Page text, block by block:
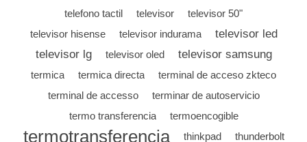
telefono tactil televisor
televisor 50"
televisor hisense
televisor indurama
televisor led
televisor lg
televisor oled televisor samsung
termica termica directa
terminal de acceso zkteco
terminal de accesso
terminar de autoservicio
termo transferencia
termoencogible
termotransferencia thinkpad thunderbolt